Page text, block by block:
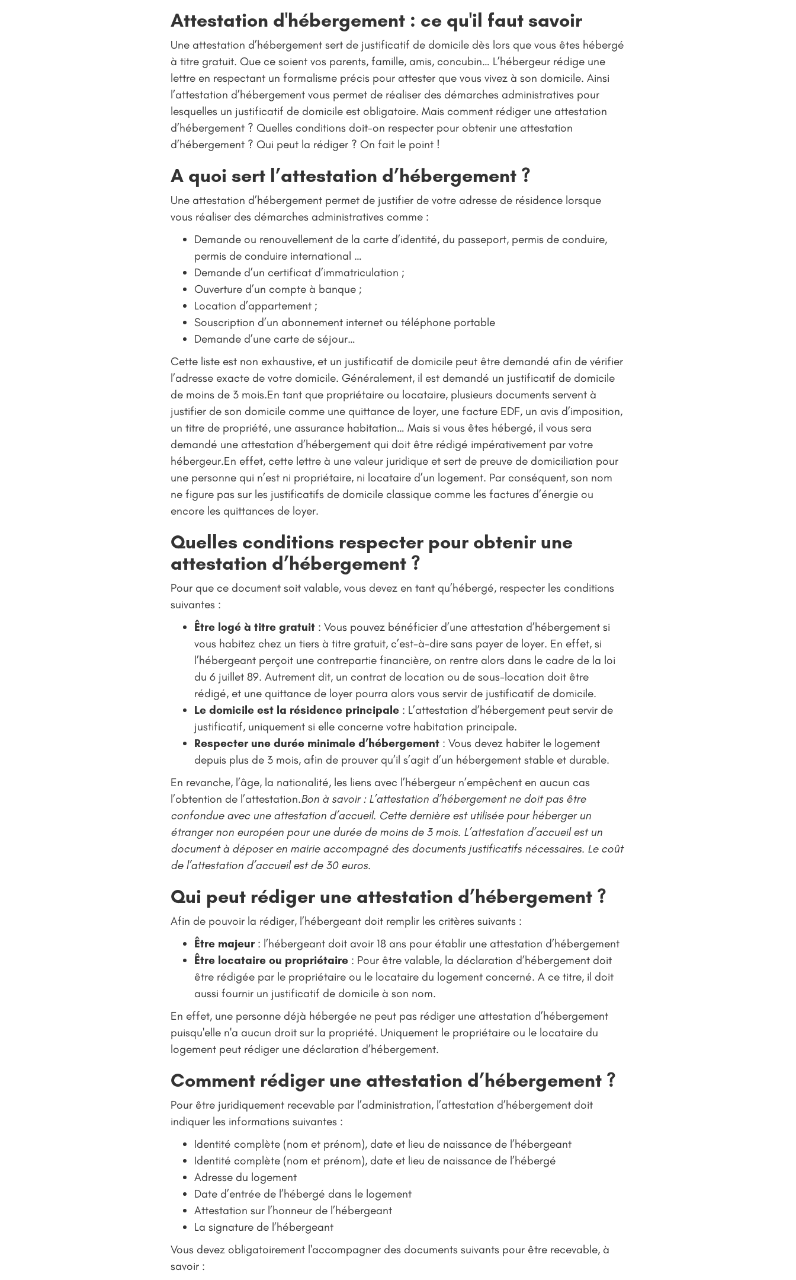
Attestation d'hébergement : ce qu'il faut savoir
Une attestation d’hébergement sert de justificatif de domicile dès lors que vous êtes hébergé
à titre gratuit. Que ce soient vos parents, famille, amis, concubin… L’hébergeur rédige une
lettre en respectant un formalisme précis pour attester que vous vivez à son domicile. Ainsi
l’attestation d’hébergement vous permet de réaliser des démarches administratives pour
lesquelles un justificatif de domicile est obligatoire. Mais comment rédiger une attestation
d’hébergement ? Quelles conditions doit-on respecter pour obtenir une attestation
d’hébergement ? Qui peut la rédiger ? On fait le point !
A quoi sert l’attestation d’hébergement ?
Une attestation d’hébergement permet de justifier de votre adresse de résidence lorsque
vous réaliser des démarches administratives comme :
Demande ou renouvellement de la carte d’identité, du passeport, permis de conduire,
permis de conduire international …
Demande d’un certificat d’immatriculation ;
Ouverture d’un compte à banque ;
Location d’appartement ;
Souscription d’un abonnement internet ou téléphone portable
Demande d’une carte de séjour…
Cette liste est non exhaustive, et un justificatif de domicile peut être demandé afin de vérifier
l’adresse exacte de votre domicile. Généralement, il est demandé un justificatif de domicile
de moins de 3 mois.En tant que propriétaire ou locataire, plusieurs documents servent à
justifier de son domicile comme une quittance de loyer, une facture EDF, un avis d’imposition,
un titre de propriété, une assurance habitation… Mais si vous êtes hébergé, il vous sera
demandé une attestation d’hébergement qui doit être rédigé impérativement par votre
hébergeur.En effet, cette lettre à une valeur juridique et sert de preuve de domiciliation pour
une personne qui n’est ni propriétaire, ni locataire d’un logement. Par conséquent, son nom
ne figure pas sur les justificatifs de domicile classique comme les factures d’énergie ou
encore les quittances de loyer.
Quelles conditions respecter pour obtenir une
attestation d’hébergement ?
Pour que ce document soit valable, vous devez en tant qu’hébergé, respecter les conditions
suivantes :
Être logé à titre gratuit : Vous pouvez bénéficier d’une attestation d’hébergement si
vous habitez chez un tiers à titre gratuit, c’est-à-dire sans payer de loyer. En effet, si
l’hébergeant perçoit une contrepartie financière, on rentre alors dans le cadre de la loi
du 6 juillet 89. Autrement dit, un contrat de location ou de sous-location doit être
rédigé, et une quittance de loyer pourra alors vous servir de justificatif de domicile.
Le domicile est la résidence principale : L’attestation d’hébergement peut servir de
justificatif, uniquement si elle concerne votre habitation principale.
Respecter une durée minimale d’hébergement : Vous devez habiter le logement
depuis plus de 3 mois, afin de prouver qu’il s’agit d’un hébergement stable et durable.
En revanche, l’âge, la nationalité, les liens avec l’hébergeur n’empêchent en aucun cas
l’obtention de l’attestation.Bon à savoir : L’attestation d’hébergement ne doit pas être
confondue avec une attestation d’accueil. Cette dernière est utilisée pour héberger un
étranger non européen pour une durée de moins de 3 mois. L’attestation d’accueil est un
document à déposer en mairie accompagné des documents justificatifs nécessaires. Le coût
de l’attestation d’accueil est de 30 euros.
Qui peut rédiger une attestation d’hébergement ?
Afin de pouvoir la rédiger, l’hébergeant doit remplir les critères suivants :
Être majeur : l’hébergeant doit avoir 18 ans pour établir une attestation d’hébergement
Être locataire ou propriétaire : Pour être valable, la déclaration d’hébergement doit
être rédigée par le propriétaire ou le locataire du logement concerné. A ce titre, il doit
aussi fournir un justificatif de domicile à son nom.
En effet, une personne déjà hébergée ne peut pas rédiger une attestation d’hébergement
puisqu'elle n'a aucun droit sur la propriété. Uniquement le propriétaire ou le locataire du
logement peut rédiger une déclaration d’hébergement.
Comment rédiger une attestation d’hébergement ?
Pour être juridiquement recevable par l’administration, l’attestation d’hébergement doit
indiquer les informations suivantes :
Identité complète (nom et prénom), date et lieu de naissance de l’hébergeant
Identité complète (nom et prénom), date et lieu de naissance de l’hébergé
Adresse du logement
Date d’entrée de l’hébergé dans le logement
Attestation sur l’honneur de l’hébergeant
La signature de l’hébergeant
Vous devez obligatoirement l'accompagner des documents suivants pour être recevable, à
savoir :